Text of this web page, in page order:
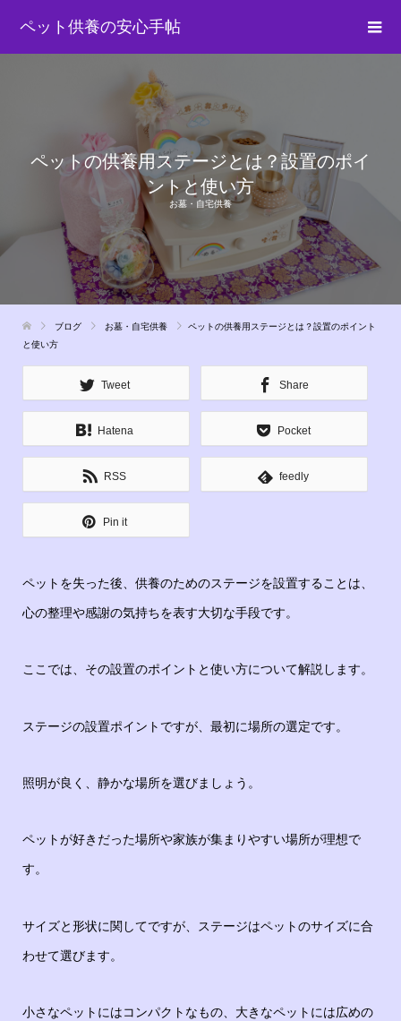
ペット供養の安心手帖
ペットの供養用ステージとは？設置のポイ
ントと使い方
お墓・自宅供養
ブログ お墓・自宅供養
ペットの供養用ステージとは？設置のポイント
と使い方
Tweet Share
Hatena Pocket
RSS feedly
Pin it
ペットを失った後、供養のためのステージを設置することは、
心の整理や感謝の気持ちを表す大切な手段です。
ここでは、その設置のポイントと使い方について解説します。
ステージの設置ポイントですが、最初に場所の選定です。
照明が良く、静かな場所を選びましょう。
ペットが好きだった場所や家族が集まりやすい場所が理想で
す。
サイズと形状に関してですが、ステージはペットのサイズに合
わせて選びます。
小さなペットにはコンパクトなもの、大きなペットには広めの